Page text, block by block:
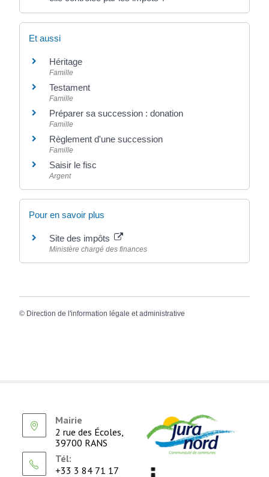
Et aussi
Héritage
Famille
Testament
Famille
Préparer sa succession : donation
Famille
Règlement d'une succession
Famille
Saisir le fisc
Argent
Pour en savoir plus
Site des impôts
Ministère chargé des finances
© Direction de l'information légale et administrative
Mairie
2 rue des Écoles,
39700 RANS
Tél:
+33 3 84 71 17